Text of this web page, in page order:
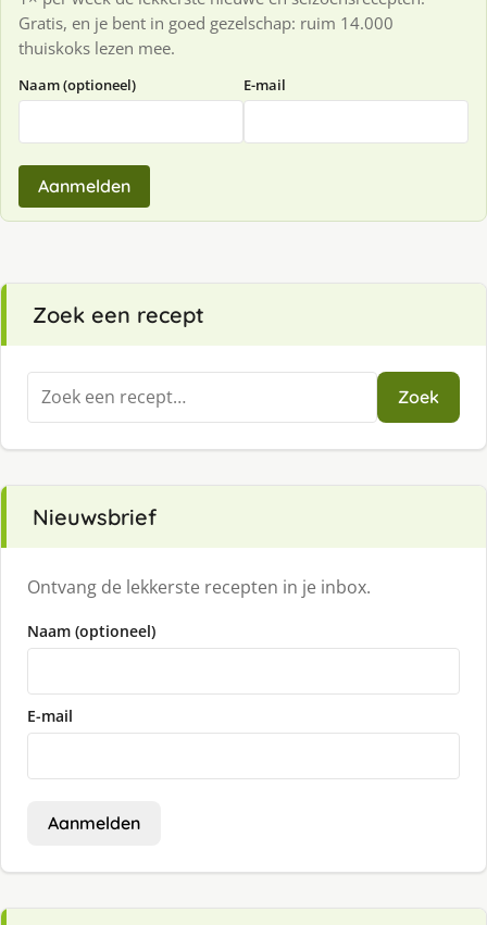
Gratis, en je bent in goed gezelschap: ruim 14.000
thuiskoks lezen mee.
Naam (optioneel) E-mail
Aanmelden
Zoek een recept
Zoeken
naar:
Zoek
Nieuwsbrief
Ontvang de lekkerste recepten in je inbox.
Naam (optioneel)
E-mail
Aanmelden